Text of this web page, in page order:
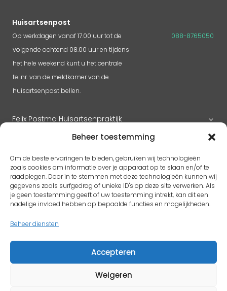
Beheer toestemming
Om de beste ervaringen te bieden, gebruiken wij technologieën
zoals cookies om informatie over je apparaat op te slaan en/of te
raadplegen. Door in te stemmen met deze technologieën kunnen wij
gegevens zoals surfgedrag of unieke ID's op deze site verwerken. Als
je geen toestemming geeft of uw toestemming intrekt, kan dit een
nadelige invloed hebben op bepaalde functies en mogelijkheden.
Beheer diensten
Accepteren
Weigeren
Huisartsenpost
Op werkdagen vanaf 17.00 uur tot de
volgende ochtend 08.00 uur en tijdens
het hele weekend kunt u het centrale
tel.nr. van de meldkamer van de
huisartsenpost bellen.
088-8765050
Felix Postma Huisartsenpraktijk
RK H. Benedictus
Adres
5397 EX Lith
pastoorlith@icloud.com
Protestantse kerk Gem. Lith en Oijen